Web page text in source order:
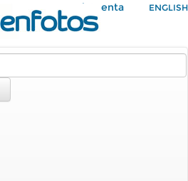
Mi Cuenta ENGLISH